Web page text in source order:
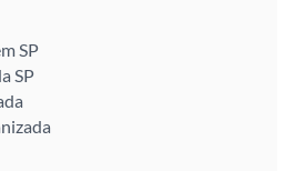
SP
SP